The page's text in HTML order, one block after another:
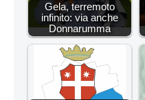
Gela, terremoto
infinito: via anche
Donnarumma